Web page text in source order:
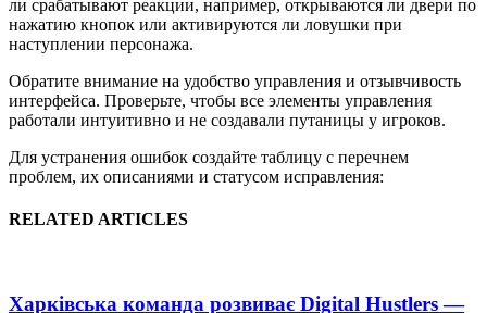
ли срабатывают реакции, например, открываются ли двери по
нажатию кнопок или активируются ли ловушки при
наступлении персонажа.
Обратите внимание на удобство управления и отзывчивость
интерфейса. Проверьте, чтобы все элементы управления
работали интуитивно и не создавали путаницы у игроков.
Для устранения ошибок создайте таблицу с перечнем
проблем, их описаниями и статусом исправления:
RELATED ARTICLES
Харківська команда розвиває Digital Hustlers —